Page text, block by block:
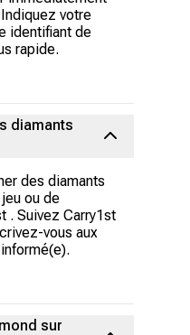
votre
identifiant de
rapide.
diamants
des diamants
ou de
. Suivez Carry1st
vous aux
sur